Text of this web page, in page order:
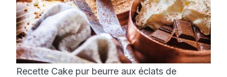
Recette Cake pur beurre aux éclats de